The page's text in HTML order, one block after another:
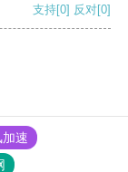
支持[0] 反对[0]
速